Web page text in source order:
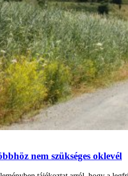
nem szükséges oklevél